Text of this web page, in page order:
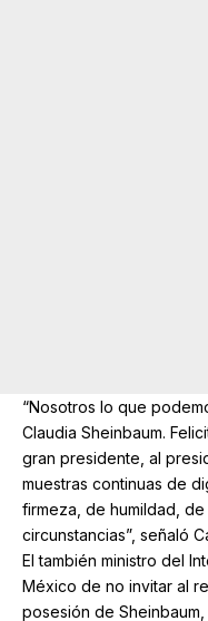
“Nosotros lo que
Claudia Sheinbaum.
gran presidente, al
muestras continuas de
firmeza, de humildad,
circunstancias”, señaló
El también ministro del
México de no invitar al
posesión de